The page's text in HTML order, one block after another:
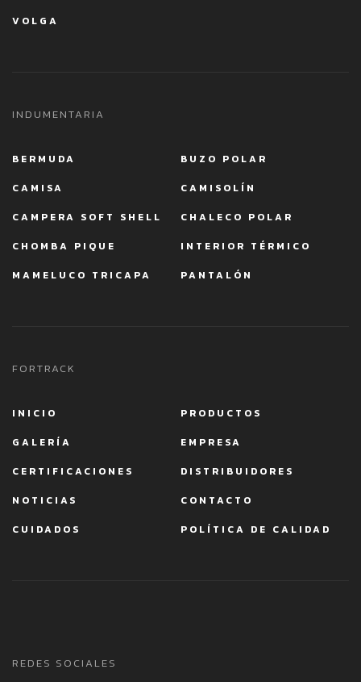
VOLGA
INDUMENTARIA
BERMUDA
BUZO POLAR
CAMISA
CAMISOLÍN
CAMPERA SOFT SHELL
CHALECO POLAR
CHOMBA PIQUE
INTERIOR TÉRMICO
MAMELUCO TRICAPA
PANTALÓN
FORTRACK
INICIO
PRODUCTOS
GALERÍA
EMPRESA
CERTIFICACIONES
DISTRIBUIDORES
NOTICIAS
CONTACTO
CUIDADOS
POLÍTICA DE CALIDAD
REDES SOCIALES